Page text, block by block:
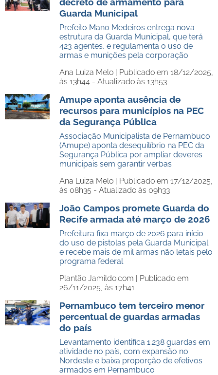
Guarda Municipal
Prefeito Mano Medeiros entrega nova
estrutura da Guarda Municipal, que terá
423 agentes, e regulamenta o uso de
armas e munições pela corporação
Ana Luiza Melo | Publicado em 18/12/2025,
às 13h44 - Atualizado às 13h53
Amupe aponta ausência de
recursos para municípios na PEC
da Segurança Pública
Associação Municipalista de Pernambuco
(Amupe) aponta desequilíbrio na PEC da
Segurança Pública por ampliar deveres
municipais sem garantir verbas
Ana Luiza Melo | Publicado em 17/12/2025,
às 08h35 - Atualizado às 09h33
João Campos promete Guarda do
Recife armada até março de 2026
Prefeitura fixa março de 2026 para início
do uso de pistolas pela Guarda Municipal
e recebe mais de mil armas não letais pelo
programa federal
Plantão Jamildo.com | Publicado em
26/11/2025, às 17h41
Pernambuco tem terceiro menor
percentual de guardas armadas
do país
Levantamento identifica 1.238 guardas em
atividade no país, com expansão no
Nordeste e baixa proporção de efetivos
armados em Pernambuco